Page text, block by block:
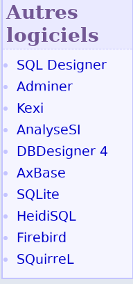
Autres
logiciels
SQL Designer
Adminer
Kexi
AnalyseSI
DBDesigner 4
AxBase
SQLite
HeidiSQL
Firebird
SQuirreL